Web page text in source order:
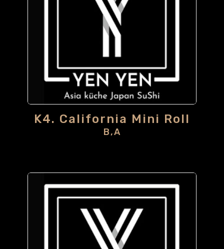
K4. California Mini Roll
B,A